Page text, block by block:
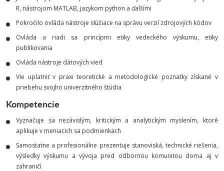
R, nástrojom MATLAB, jazykom python a ďalšími
Pokročilo ovláda nástroje slúžiace na správu verzií zdrojových kódov
Ovláda a riadi sa princípmi etiky vedeckého výskumu, etiky
publikovania
Ovláda nástroje dátových vied
Vie uplatniť v praxi teoretické a metodologické poznatky získané v
priebehu svojho univerzitného štúdia
Kompetencie
Vyznačuje sa nezávislým, kritickým a analytickým myslením, ktoré
aplikuje v meniacich sa podmienkach
Samostatne a profesionálne prezentuje stanoviská, technické riešenia,
výsledky výskumu a vývoja pred odbornou komunitou doma aj v
zahraničí